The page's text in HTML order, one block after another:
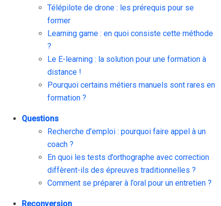
Télépilote de drone : les prérequis pour se
former
Learning game : en quoi consiste cette méthode
?
Le E-learning : la solution pour une formation à
distance !
Pourquoi certains métiers manuels sont rares en
formation ?
Questions
Recherche d’emploi : pourquoi faire appel à un
coach ?
En quoi les tests d’orthographe avec correction
diffèrent-ils des épreuves traditionnelles ?
Comment se préparer à l’oral pour un entretien ?
Reconversion